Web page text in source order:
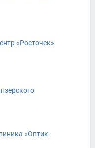
«Росточек»
«Оптик-